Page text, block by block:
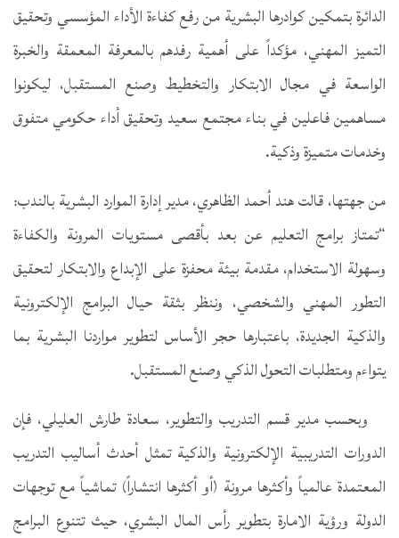
الدائرة بتمكين كوادرها البشرية من رفع كفاءة الأداء المؤسسي وتحقيق
التميز المهني، مؤكداً على أهمية رفدهم بالمعرفة المعمقة والخبرة
الواسعة في مجال الابتكار والتخطيط وصنع المستقبل، ليكونوا
مساهمين فاعلين في بناء مجتمع سعيد وتحقيق أداء حكومي متفوق
وخدمات متميزة وذكية.
من جهتها، قالت هند أحمد الظاهري، مدير إدارة الموارد البشرية بالندب:
“تمتاز برامج التعليم عن بعد بأقصى مستويات المرونة والكفاءة
وسهولة الاستخدام، مقدمة بيئة محفزة على الإبداع والابتكار لتحقيق
التطور المهني والشخصي، وننظر بثقة حيال البرامج الإلكترونية
والذكية الجديدة، باعتبارها حجر الأساس لتطوير مواردنا البشرية بما
يتواءم ومتطلبات التحول الذكي وصنع المستقبل.
وبحسب مدير قسم التدريب والتطوير، سعادة طارش العليلي، فإن
الدورات التدريبية الإلكترونية والذكية تمثل أحدث أساليب التدريب
المعتمدة عالمياً وأكثرها مرونة (أو أكثرها انتشاراً) تماشياً مع توجهات
الدولة ورؤية الامارة بتطوير رأس المال البشري، حيث تتنوع البرامج